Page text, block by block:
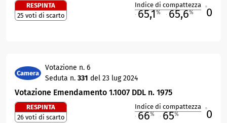
RESPINTA
25 voti di scarto
Indice di compattezza
65,1% 65,6% 0
Camera
Votazione n. 6
Seduta n. 331 del 23 lug 2024
Votazione Emendamento 1.1007 DDL n. 1975
RESPINTA
26 voti di scarto
Indice di compattezza
66% 65% 0